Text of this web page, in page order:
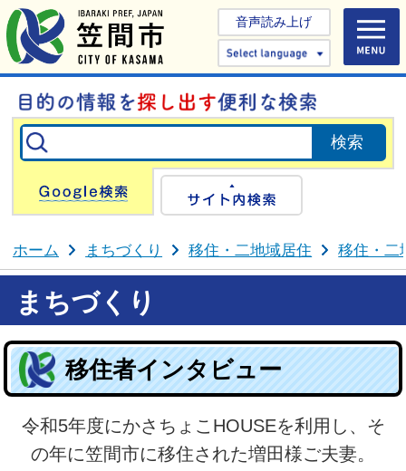
音声読み上げ
Select
Google検索
ホーム まちづくり 移住・二地域居住 移住・二
まちづくり
移住者インタビュー
令和5年度にかさちょこHOUSEを利用し、そ
の年に笠間市に移住された増田様ご夫妻。